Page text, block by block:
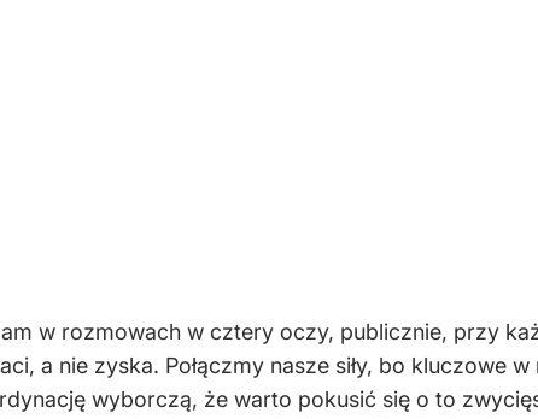
w rozmowach w cztery oczy, publicznie, przy
a nie zyska. Połączmy nasze siły, bo kluczowe
wyborczą, że warto pokusić się o to